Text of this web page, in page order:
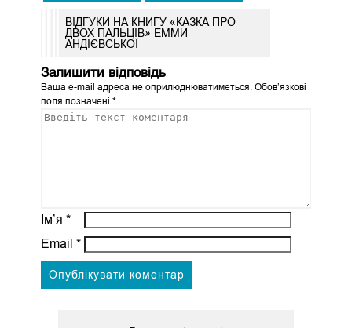
ВІДГУКИ НА КНИГУ «КАЗКА ПРО
ДВОХ ПАЛЬЦІВ» ЕММИ
АНДІЄВСЬКОЇ
Залишити відповідь
Ваша e-mail адреса не оприлюднюватиметься.Обов’язкові
поля позначені *
Ім’я *
Email *